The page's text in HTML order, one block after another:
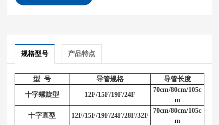
规格型号 产品特点
型 号 导管规格 导管长度
十字螺旋型 12F/15F/19F/24F
70cm/80cm/105c
m
十字直型 12F/15F/19F/24F/28F/32F
70cm/80cm/105c
m